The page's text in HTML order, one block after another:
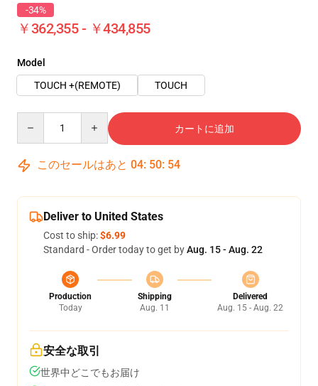
-34%
￥362,355 - ￥434,855
Model
TOUCH +(REMOTE)
TOUCH
カートに追加
このセールはあと 04: 50: 54
Deliver to United States
Cost to ship:$6.99
Standard - Order today to get byAug. 15 - Aug. 22
Production
Today
Shipping
Aug. 11
Delivered
Aug. 15 - Aug. 22
安全な取引
世界中どこでもお届け